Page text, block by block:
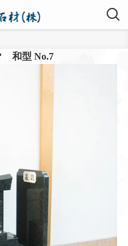
和型 No.7